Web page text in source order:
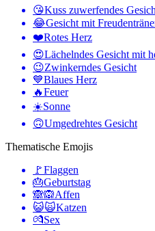
😘Kuss zuwerfendes
😂Gesicht mit
❤️Rotes Herz
😍Lächelndes Gesicht mit
😉Zwinkerndes Gesicht
💙Blaues Herz
🔥Feuer
☀️Sonne
🙃Umgedrehtes Gesicht
Thematische Emojis
🚩Flaggen
🎂Geburtstag
🙈🙉Affen
😺🙀Katzen
💏Sex